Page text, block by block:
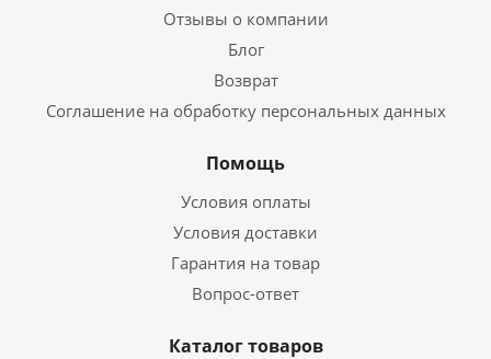
Отзывы о компании
Блог
Возврат
Соглашение на обработку персональных данных
Помощь
Условия оплаты
Условия доставки
Гарантия на товар
Вопрос-ответ
Каталог товаров